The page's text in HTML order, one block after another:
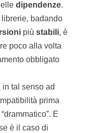
dipendenze.
badando
più stabili, è
poco alla volta
obbligato
in tal senso ad
prima
E
è il caso di